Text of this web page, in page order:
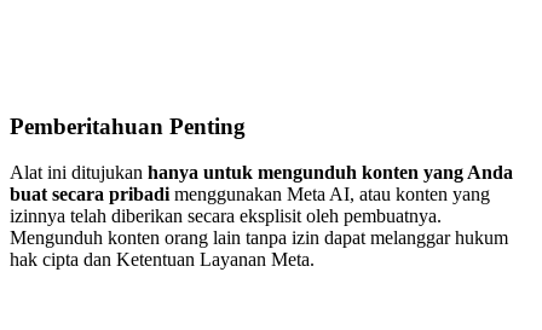
Pemberitahuan Penting
Alat ini ditujukan hanya untuk mengunduh konten yang Anda
buat secara pribadi menggunakan Meta AI, atau konten yang
izinnya telah diberikan secara eksplisit oleh pembuatnya.
Mengunduh konten orang lain tanpa izin dapat melanggar hukum
hak cipta dan Ketentuan Layanan Meta.